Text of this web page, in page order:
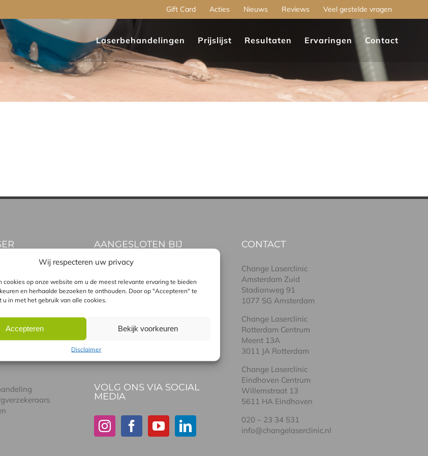
Wij respecteren uw privacy
cookies op onze website om u de meest relevante ervaring te bieden
en herhaalde bezoeken te onthouden. Door op "Accepteren" te
u in met het gebruik van alle cookies.
Accepteren Bekijk voorkeuren
Disclaimer
Gift Card Acties Nieuws Reviews Veel gestelde vragen
Laserbehandelingen Prijslijst Resultaten Ervaringen Contact
Q
Soprano pro
en Soprano
en IPL
AANGESLOTEN BIJ
VOLG ONS VIA SOCIAL
MEDIA
CONTACT
Change Laserclinic
Amsterdam Zuid
Stadionweg 91
1077 SG Amsterdam
Change Laserclinic
Rotterdam Centrum
Meent 13A
3011 JA Rotterdam
Change Laserclinic
Eindhoven Centrum
Willemstraat 13
5611 HA Eindhoven
020 – 23 34 531
info@changelaserclinic.nl